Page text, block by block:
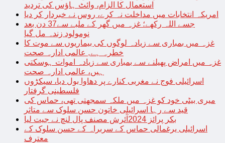
استعمال کا الزام، وائٹ ہاؤس کی تردید
امریکہ انتخابات میں مداخلت نہ کرے، روس نے خبردار کر دیا
جسے اللہ رکھے؛ غزہ میں گھر کے ملبے سے37 دن بعد
نومولود زندہ مل گیا
غزہ میں بمباری سے زیادہ لوگوں کی بیماریوں سے موت کا
خطرہ ہے, عالمی ادارہ صحت
غزہ میں امراض پھیلنے سے بمباری سے زیادہ اموات ہوسکتی
ہیں، عالمی ادارہ صحت
اسرائیلی فوج نے مغربی کنارے پر دھاوا بول دیا، سیکڑوں
فلسطینی گرفتار
میری بیٹی خود کو غزہ میں ملکہ سمجھتی تھی، حماس کی
قید سے رہا اسرائیلی خاتون حسن سلوک سے متاثر
بکر پرائز 2024آئرش مصنف پال لنچ نے جیت لیا
اسرائیلی یرغمالی حماس کے سربراہ کے حسن سلوک کے
معترف